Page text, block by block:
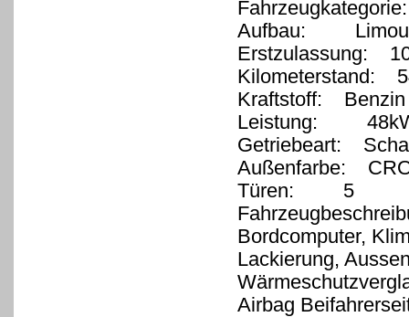
Aufbau:
Erstzulassung:
Kilometerstand:
Kraftstoff: Benzin
Leistung:
Getriebeart:
Außenfarbe:
Türen: 5
Bordcomputer,
Lackierung,
Airbag